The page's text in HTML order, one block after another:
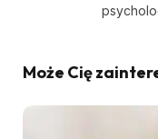
Może Cię